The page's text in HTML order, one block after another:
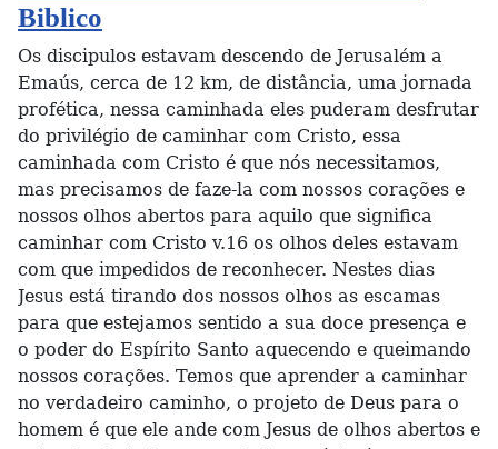
Biblico
Os discipulos estavam descendo de Jerusalém a
Emaús, cerca de 12 km, de distância, uma jornada
profética, nessa caminhada eles puderam desfrutar
do privilégio de caminhar com Cristo, essa
caminhada com Cristo é que nós necessitamos,
mas precisamos de faze-la com nossos corações e
nossos olhos abertos para aquilo que significa
caminhar com Cristo v.16 os olhos deles estavam
com que impedidos de reconhecer. Nestes dias
Jesus está tirando dos nossos olhos as escamas
para que estejamos sentido a sua doce presença e
o poder do Espírito Santo aquecendo e queimando
nossos corações. Temos que aprender a caminhar
no verdadeiro caminho, o projeto de Deus para o
homem é que ele ande com Jesus de olhos abertos e